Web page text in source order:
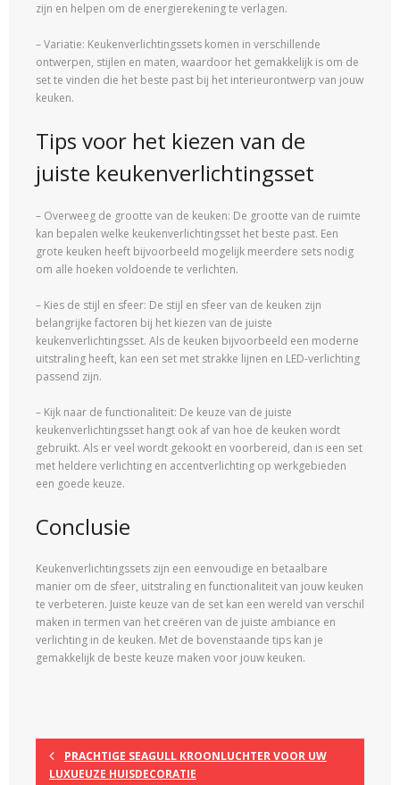
zijn en helpen om de energierekening te verlagen.
– Variatie: Keukenverlichtingssets komen in verschillende
ontwerpen, stijlen en maten, waardoor het gemakkelijk is om de
set te vinden die het beste past bij het interieurontwerp van jouw
keuken.
Tips voor het kiezen van de
juiste keukenverlichtingsset
– Overweeg de grootte van de keuken: De grootte van de ruimte
kan bepalen welke keukenverlichtingsset het beste past. Een
grote keuken heeft bijvoorbeeld mogelijk meerdere sets nodig
om alle hoeken voldoende te verlichten.
– Kies de stijl en sfeer: De stijl en sfeer van de keuken zijn
belangrijke factoren bij het kiezen van de juiste
keukenverlichtingsset. Als de keuken bijvoorbeeld een moderne
uitstraling heeft, kan een set met strakke lijnen en LED-verlichting
passend zijn.
– Kijk naar de functionaliteit: De keuze van de juiste
keukenverlichtingsset hangt ook af van hoe de keuken wordt
gebruikt. Als er veel wordt gekookt en voorbereid, dan is een set
met heldere verlichting en accentverlichting op werkgebieden
een goede keuze.
Conclusie
Keukenverlichtingssets zijn een eenvoudige en betaalbare
manier om de sfeer, uitstraling en functionaliteit van jouw keuken
te verbeteren. Juiste keuze van de set kan een wereld van verschil
maken in termen van het creëren van de juiste ambiance en
verlichting in de keuken. Met de bovenstaande tips kan je
gemakkelijk de beste keuze maken voor jouw keuken.
PRACHTIGE SEAGULL KROONLUCHTER VOOR UW
LUXUEUZE HUISDECORATIE